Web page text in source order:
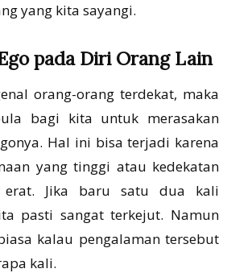
yang kita sayangi.
pada Diri Orang Lain
orang-orang terdekat, maka
bagi kita untuk merasakan
Hal ini bisa terjadi karena
yang tinggi atau kedekatan
erat. Jika baru satu dua kali
pasti sangat terkejut. Namun
kalau pengalaman tersebut
kali.